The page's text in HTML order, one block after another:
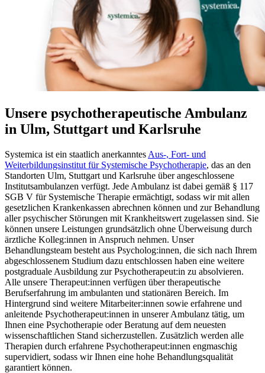
Unsere psychotherapeutische Ambulanz
in Ulm, Stuttgart und Karlsruhe
Systemica ist ein staatlich anerkanntes Aus-, Fort- und
Weiterbildungsinstitut für Systemische Psychotherapie, das an den
Standorten Ulm, Stuttgart und Karlsruhe über angeschlossene
Institutsambulanzen verfügt. Jede Ambulanz ist dabei gemäß § 117
SGB V für Systemische Therapie ermächtigt, sodass wir mit allen
gesetzlichen Krankenkassen abrechnen können und zur Behandlung
aller psychischer Störungen mit Krankheitswert zugelassen sind. Sie
können unsere Leistungen grundsätzlich ohne Überweisung durch
ärztliche Kolleg:innen in Anspruch nehmen. Unser
Behandlungsteam besteht aus Psycholog:innen, die sich nach Ihrem
abgeschlossenem Studium dazu entschlossen haben eine weitere
postgraduale Ausbildung zur Psychotherapeut:in zu absolvieren.
Alle unsere Therapeut:innen verfügen über therapeutische
Berufserfahrung im ambulanten und stationären Bereich. Im
Hintergrund sind weitere Mitarbeiter:innen sowie erfahrene und
anleitende Psychotherapeut:innen in unserer Ambulanz tätig, um
Ihnen eine Psychotherapie oder Beratung auf dem neuesten
wissenschaftlichen Stand sicherzustellen. Zusätzlich werden alle
Therapien durch erfahrene Psychotherapeut:innen engmaschig
supervidiert, sodass wir Ihnen eine hohe Behandlungsqualität
garantiert können.